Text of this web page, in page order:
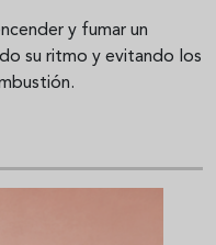
y fumar un
su ritmo y evitando los